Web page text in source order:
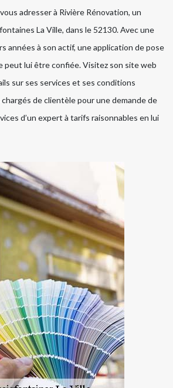
adresser à Rivière Rénovation, un
La Ville, dans le 52130. Avec une
années à son actif, une application de pose
peut lui être confiée. Visitez son site web
sur ses services et ses conditions
de clientèle pour une demande de
d’un expert à tarifs raisonnables en lui